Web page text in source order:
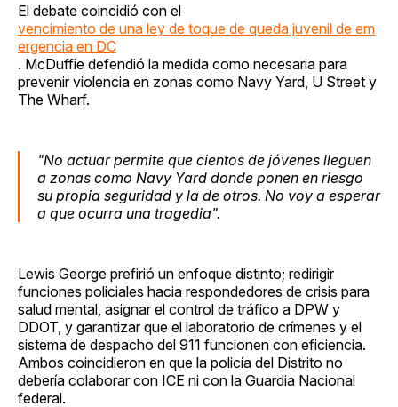
El debate coincidió con el
vencimiento de una ley de toque de queda juvenil de em
ergencia en DC
. McDuffie defendió la medida como necesaria para
prevenir violencia en zonas como Navy Yard, U Street y
The Wharf.
"No actuar permite que cientos de jóvenes lleguen
a zonas como Navy Yard donde ponen en riesgo
su propia seguridad y la de otros. No voy a esperar
a que ocurra una tragedia".
Lewis George prefirió un enfoque distinto; redirigir
funciones policiales hacia respondedores de crisis para
salud mental, asignar el control de tráfico a DPW y
DDOT, y garantizar que el laboratorio de crímenes y el
sistema de despacho del 911 funcionen con eficiencia.
Ambos coincidieron en que la policía del Distrito no
debería colaborar con ICE ni con la Guardia Nacional
federal.